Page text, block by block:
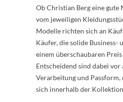
Ob Christian Berg eine gute
vom jeweiligen
Modelle richten sich an
Käufer, die solide Business-
einem überschaubaren Preis
Entscheidend sind dabei
Verarbeitung und Passform,
sich innerhalb der